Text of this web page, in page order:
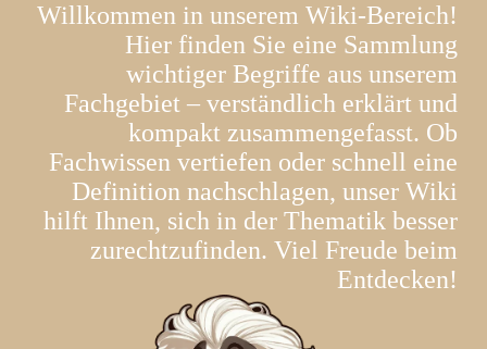
Willkommen in unserem Wiki-Bereich!
Hier finden Sie eine Sammlung
wichtiger Begriffe aus unserem
Fachgebiet – verständlich erklärt und
kompakt zusammengefasst. Ob
Fachwissen vertiefen oder schnell eine
Definition nachschlagen, unser Wiki
hilft Ihnen, sich in der Thematik besser
zurechtzufinden. Viel Freude beim
Entdecken!